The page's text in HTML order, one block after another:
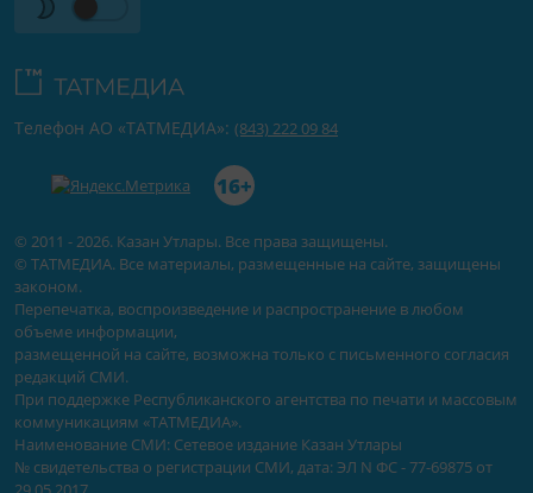
© 2011 - 2026. Казан Утлары. Все права защищены.
© ТАТМЕДИА. Все материалы, размещенные на сайте, защищены
законом.
Перепечатка, воспроизведение и распространение в любом
объеме информации,
размещенной на сайте, возможна только с письменного согласия
редакций СМИ.
При поддержке Республиканского агентства по печати и массовым
коммуникациям «ТАТМЕДИА».
Наименование СМИ: Сетевое издание Казан Утлары
№ свидетельства о регистрации СМИ, дата: ЭЛ N ФС - 77-69875 от
Телефон АО «ТАТМЕДИА»: (843) 222 09 84
16+